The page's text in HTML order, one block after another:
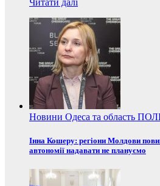
Новини Одеса та область
Інна Кошеру: регіони Молдови
автономії надавати не плануємо